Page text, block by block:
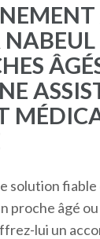
solution
proche âgé ou
lui un